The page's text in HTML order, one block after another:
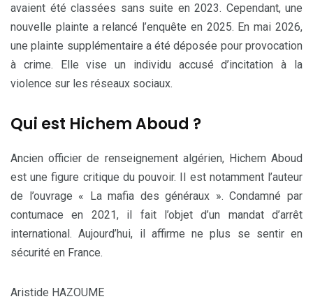
avaient été classées sans suite en 2023. Cependant, une
nouvelle plainte a relancé l’enquête en 2025. En mai 2026,
une plainte supplémentaire a été déposée pour provocation
à crime. Elle vise un individu accusé d’incitation à la
violence sur les réseaux sociaux.
Qui est Hichem Aboud ?
Ancien officier de renseignement algérien, Hichem Aboud
est une figure critique du pouvoir. Il est notamment l’auteur
de l’ouvrage « La mafia des généraux ». Condamné par
contumace en 2021, il fait l’objet d’un mandat d’arrêt
international. Aujourd’hui, il affirme ne plus se sentir en
sécurité en France.
Aristide HAZOUME